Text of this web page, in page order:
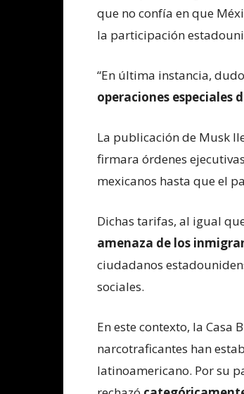
que no confía en que
la participación
“En última instancia,
operaciones especiales
La publicación de Musk
firmara órdenes
mexicanos hasta que el
Dichas tarifas, al igual
amenaza de los
ciudadanos
sociales.
En este contexto, la Casa
narcotraficantes han
latinoamericano. Por su